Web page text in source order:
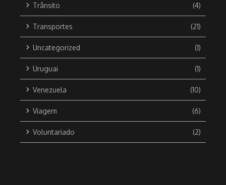
Trânsito (4)
Transportes (21)
Uncategorized (1)
Uruguai (1)
Venezuela (10)
Viagem (6)
Voluntariado (2)